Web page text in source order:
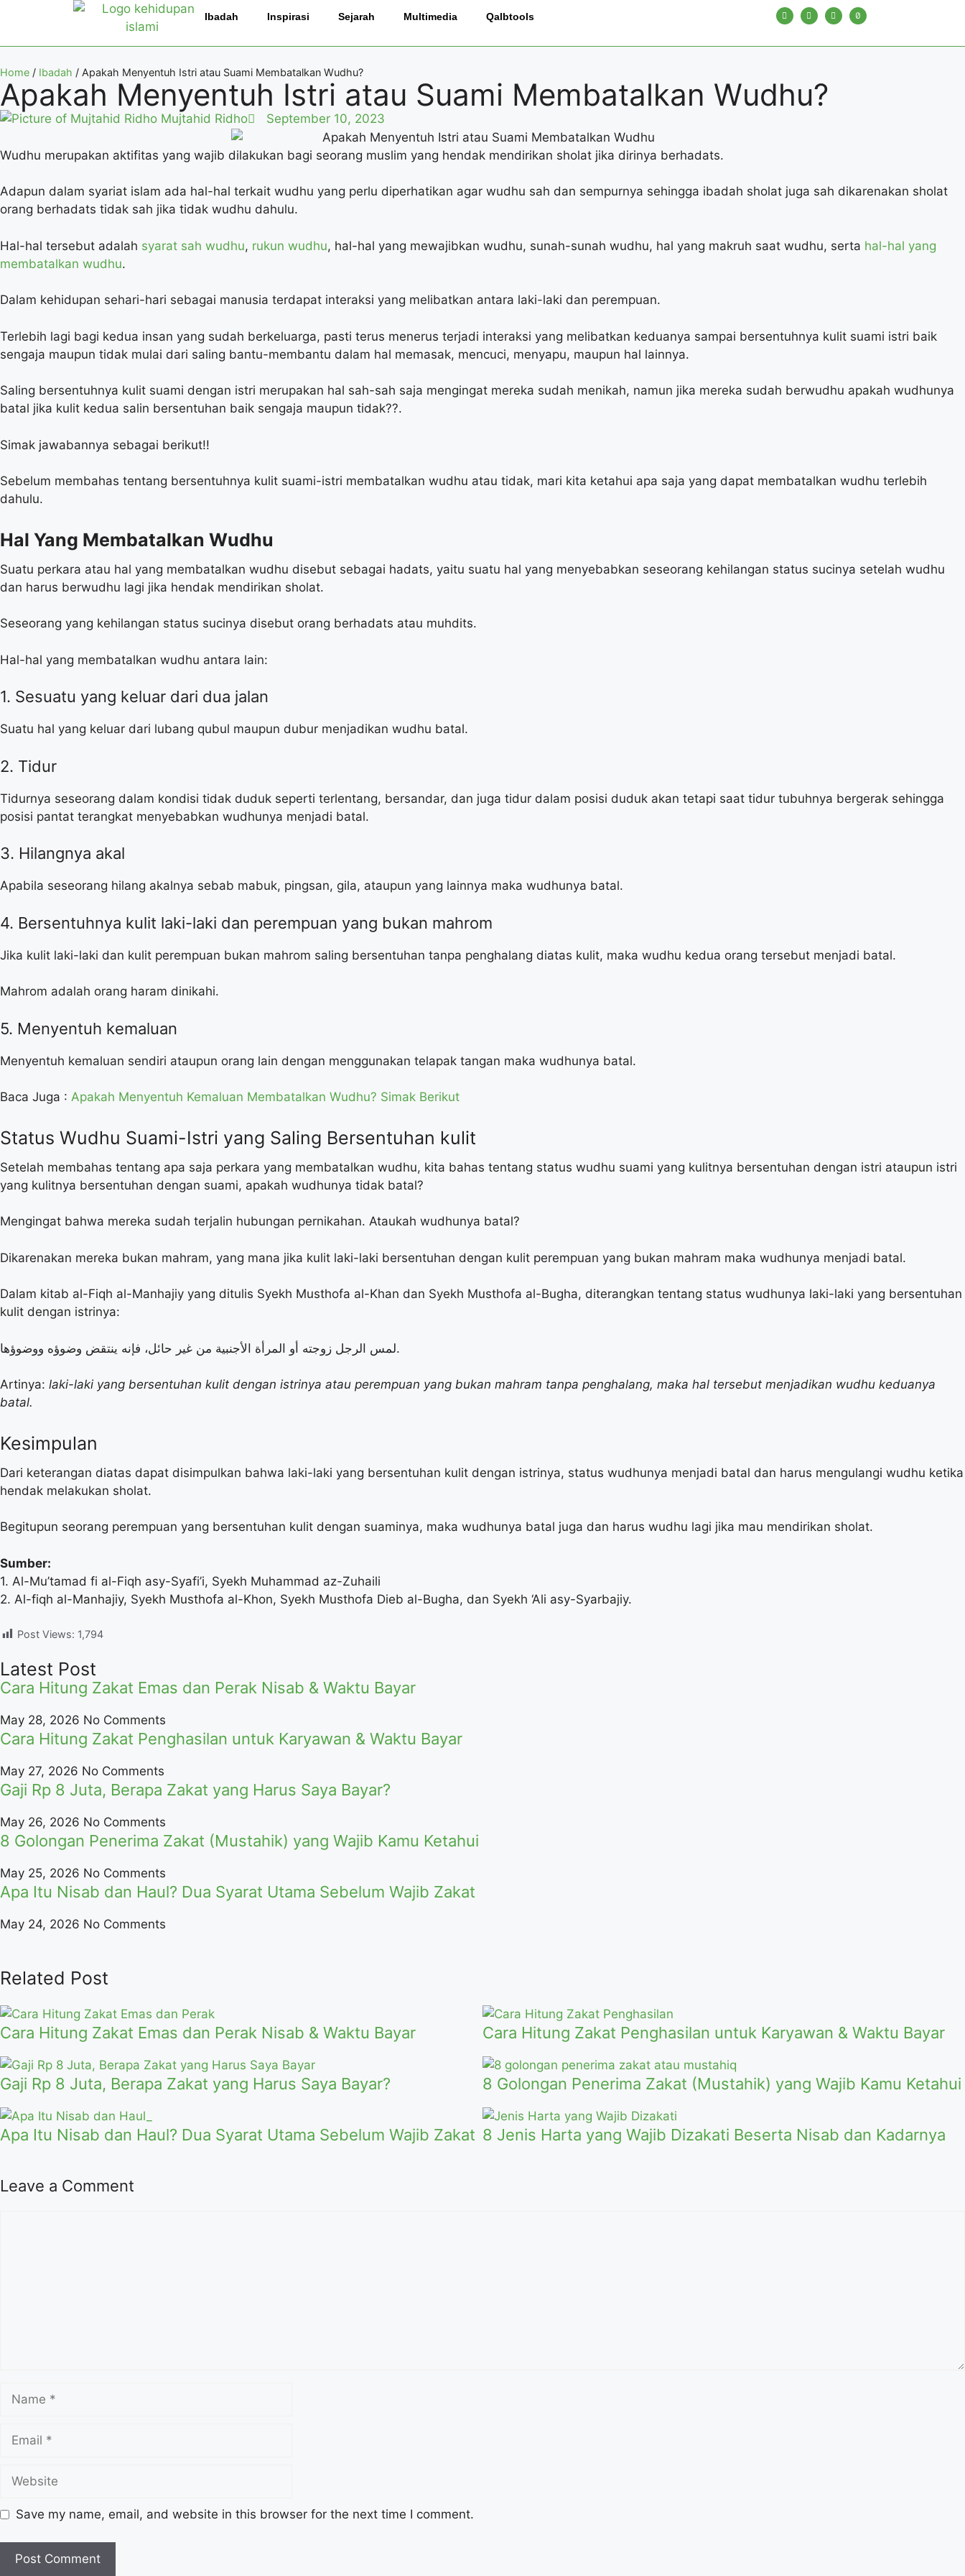
Ibadah Inspirasi Sejarah Multimedia Qalbtools
Home / Ibadah / Apakah Menyentuh Istri atau Suami Membatalkan Wudhu?
Apakah Menyentuh Istri atau Suami Membatalkan Wudhu?
Mujtahid Ridho September 10, 2023
Wudhu merupakan aktifitas yang wajib dilakukan bagi seorang muslim yang hendak mendirikan sholat jika dirinya berhadats.
Adapun dalam syariat islam ada hal-hal terkait wudhu yang perlu diperhatikan agar wudhu sah dan sempurnya sehingga ibadah sholat juga sah dikarenakan sholat
orang berhadats tidak sah jika tidak wudhu dahulu.
Hal-hal tersebut adalah syarat sah wudhu, rukun wudhu, hal-hal yang mewajibkan wudhu, sunah-sunah wudhu, hal yang makruh saat wudhu, serta hal-hal yang
membatalkan wudhu.
Dalam kehidupan sehari-hari sebagai manusia terdapat interaksi yang melibatkan antara laki-laki dan perempuan.
Terlebih lagi bagi kedua insan yang sudah berkeluarga, pasti terus menerus terjadi interaksi yang melibatkan keduanya sampai bersentuhnya kulit suami istri baik
sengaja maupun tidak mulai dari saling bantu-membantu dalam hal memasak, mencuci, menyapu, maupun hal lainnya.
Saling bersentuhnya kulit suami dengan istri merupakan hal sah-sah saja mengingat mereka sudah menikah, namun jika mereka sudah berwudhu apakah wudhunya
batal jika kulit kedua salin bersentuhan baik sengaja maupun tidak??.
Simak jawabannya sebagai berikut!!
Sebelum membahas tentang bersentuhnya kulit suami-istri membatalkan wudhu atau tidak, mari kita ketahui apa saja yang dapat membatalkan wudhu terlebih
dahulu.
Hal Yang Membatalkan Wudhu
Suatu perkara atau hal yang membatalkan wudhu disebut sebagai hadats, yaitu suatu hal yang menyebabkan seseorang kehilangan status sucinya setelah wudhu
dan harus berwudhu lagi jika hendak mendirikan sholat.
Seseorang yang kehilangan status sucinya disebut orang berhadats atau muhdits.
Hal-hal yang membatalkan wudhu antara lain:
1. Sesuatu yang keluar dari dua jalan
Suatu hal yang keluar dari lubang qubul maupun dubur menjadikan wudhu batal.
2. Tidur
Tidurnya seseorang dalam kondisi tidak duduk seperti terlentang, bersandar, dan juga tidur dalam posisi duduk akan tetapi saat tidur tubuhnya bergerak sehingga
posisi pantat terangkat menyebabkan wudhunya menjadi batal.
3. Hilangnya akal
Apabila seseorang hilang akalnya sebab mabuk, pingsan, gila, ataupun yang lainnya maka wudhunya batal.
4. Bersentuhnya kulit laki-laki dan perempuan yang bukan mahrom
Jika kulit laki-laki dan kulit perempuan bukan mahrom saling bersentuhan tanpa penghalang diatas kulit, maka wudhu kedua orang tersebut menjadi batal.
Mahrom adalah orang haram dinikahi.
5. Menyentuh kemaluan
Menyentuh kemaluan sendiri ataupun orang lain dengan menggunakan telapak tangan maka wudhunya batal.
Baca Juga : Apakah Menyentuh Kemaluan Membatalkan Wudhu? Simak Berikut
Status Wudhu Suami-Istri yang Saling Bersentuhan kulit
Setelah membahas tentang apa saja perkara yang membatalkan wudhu, kita bahas tentang status wudhu suami yang kulitnya bersentuhan dengan istri ataupun istri
yang kulitnya bersentuhan dengan suami, apakah wudhunya tidak batal?
Mengingat bahwa mereka sudah terjalin hubungan pernikahan. Ataukah wudhunya batal?
Dikarenakan mereka bukan mahram, yang mana jika kulit laki-laki bersentuhan dengan kulit perempuan yang bukan mahram maka wudhunya menjadi batal.
Dalam kitab al-Fiqh al-Manhajiy yang ditulis Syekh Musthofa al-Khan dan Syekh Musthofa al-Bugha, diterangkan tentang status wudhunya laki-laki yang bersentuhan
kulit dengan istrinya:
لمس الرجل زوجته أو المرأة الأجنبية من غير حائل، فإنه ينتقض وضوؤه ووضوؤها.
Artinya: laki-laki yang bersentuhan kulit dengan istrinya atau perempuan yang bukan mahram tanpa penghalang, maka hal tersebut menjadikan wudhu keduanya
batal.
Kesimpulan
Dari keterangan diatas dapat disimpulkan bahwa laki-laki yang bersentuhan kulit dengan istrinya, status wudhunya menjadi batal dan harus mengulangi wudhu ketika
hendak melakukan sholat.
Begitupun seorang perempuan yang bersentuhan kulit dengan suaminya, maka wudhunya batal juga dan harus wudhu lagi jika mau mendirikan sholat.
Sumber:
1. Al-Mu’tamad fi al-Fiqh asy-Syafi’i, Syekh Muhammad az-Zuhaili
2. Al-fiqh al-Manhajiy, Syekh Musthofa al-Khon, Syekh Musthofa Dieb al-Bugha, dan Syekh ‘Ali asy-Syarbajiy.
Post Views: 1,794
Latest Post
Cara Hitung Zakat Emas dan Perak Nisab & Waktu Bayar
May 28, 2026 No Comments
Cara Hitung Zakat Penghasilan untuk Karyawan & Waktu Bayar
May 27, 2026 No Comments
Gaji Rp 8 Juta, Berapa Zakat yang Harus Saya Bayar?
May 26, 2026 No Comments
8 Golongan Penerima Zakat (Mustahik) yang Wajib Kamu Ketahui
May 25, 2026 No Comments
Apa Itu Nisab dan Haul? Dua Syarat Utama Sebelum Wajib Zakat
May 24, 2026 No Comments
Related Post
Cara Hitung Zakat Emas dan Perak Nisab & Waktu Bayar Cara Hitung Zakat Penghasilan untuk Karyawan & Waktu Bayar
Gaji Rp 8 Juta, Berapa Zakat yang Harus Saya Bayar? 8 Golongan Penerima Zakat (Mustahik) yang Wajib Kamu Ketahui
Apa Itu Nisab dan Haul? Dua Syarat Utama Sebelum Wajib Zakat 8 Jenis Harta yang Wajib Dizakati Beserta Nisab dan Kadarnya
Leave a Comment
Save my name, email, and website in this browser for the next time I comment.